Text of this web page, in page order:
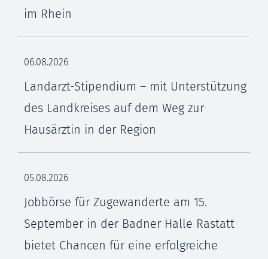
im Rhein
06.08.2026
Landarzt-Stipendium – mit Unterstützung
des Landkreises auf dem Weg zur
Hausärztin in der Region
05.08.2026
Jobbörse für Zugewanderte am 15.
September in der Badner Halle Rastatt
bietet Chancen für eine erfolgreiche